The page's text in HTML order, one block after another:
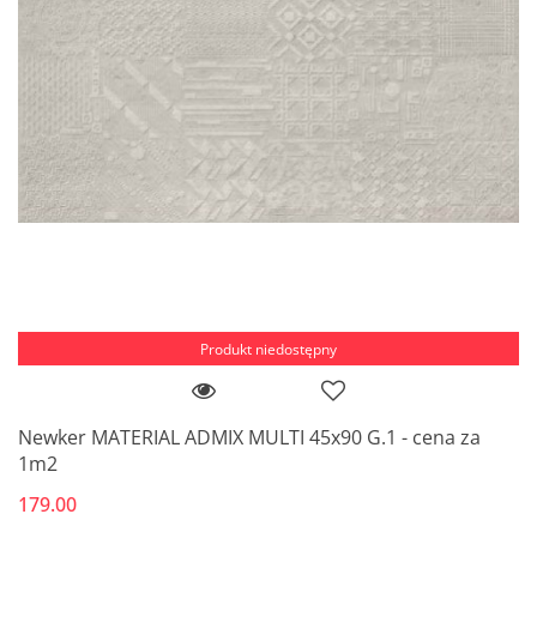
Produkt niedostępny
Newker MATERIAL ADMIX MULTI 45x90 G.1 - cena za
1m2
179.00